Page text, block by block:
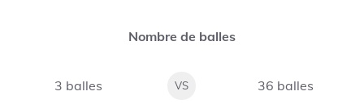
Nombre de balles
3 balles VS 36 balles